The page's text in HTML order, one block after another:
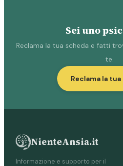
Sei uno
Reclama la tua scheda e fatti
te.
Reclama la
NienteAnsia.it
Informazione e supporto per il